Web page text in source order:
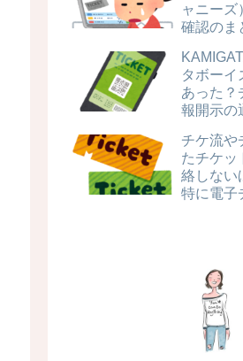
ャニーズ
確認のま
タボーイ
あった？
報開示の
の可能性
チケ流や
たチケッ
絡しない
特に電子